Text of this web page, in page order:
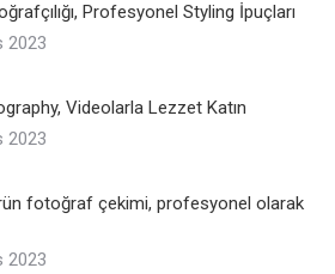
Profesyonel Styling İpuçları
2023
Videolarla Lezzet Katın
2023
fotoğraf çekimi, profesyonel olarak
2023